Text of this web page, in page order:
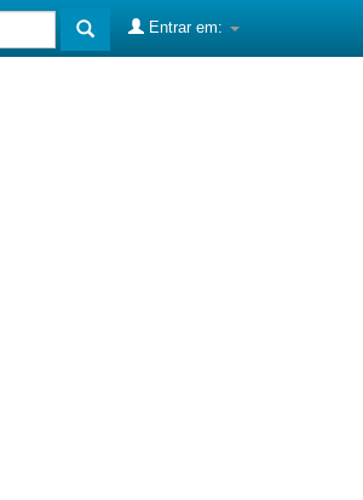
Entrar em: